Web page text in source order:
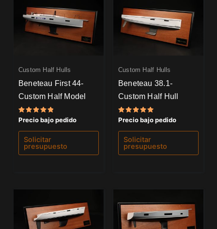
Custom Half Hulls
Beneteau First 44-
Custom Half Model
Valorado
con
5.00
de 5
Precio bajo pedido
Solicitar
presupuesto
Custom Half Hulls
Beneteau 38.1-
Custom Half Hull
Valorado
con
5.00
de 5
Precio bajo pedido
Solicitar
presupuesto